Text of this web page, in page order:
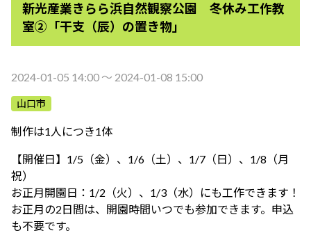
自然環境を守る
生活環境を守る（大気・水）
新光産業きらら浜自然観察公園 冬休み工作教
室②「干支（辰）の置き物」
2024-01-05 14:00 〜 2024-01-08 15:00
山口市
制作は1人につき1体
【開催日】1/5（金）、1/6（土）、1/7（日）、1/8（月
祝）
お正月開園日：1/2（火）、1/3（水）にも工作できます！
お正月の2日間は、開園時間いつでも参加できます。申込
も不要です。